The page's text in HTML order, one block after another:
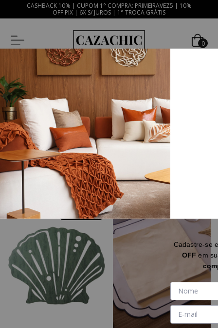
CASHBACK 10% | CUPOM 1° COMPRA: PRIMEIRAVEZ5 | 10%
OFF PIX | 6X S/ JUROS | 1° TROCA GRÁTIS
0
Mesa Posta
Início Home Decor Mesa Posta
Descubra nossa coleção de mesa posta, toalhas de mesa, porta guardanapos
e jogos americanos em diversos estilos e cores.
Ordenar
60%OFF
FRETE GRÁTIS
Cadastre-se
OFF em